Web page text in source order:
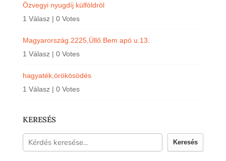
Özvegyi nyugdíj külföldröl
1 Válasz | 0 Votes
Magyarország.2225,Üllő.Bem apó u.13.
1 Válasz | 0 Votes
hagyaték,örökösödés
1 Válasz | 0 Votes
KERESÉS
Keresés